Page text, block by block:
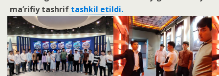
ma’rifiy tashrif tashkil etildi.